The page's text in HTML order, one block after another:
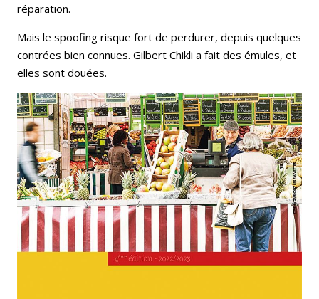
réparation.
Mais le spoofing risque fort de perdurer, depuis quelques
contrées bien connues. Gilbert Chikli a fait des émules, et
elles sont douées.